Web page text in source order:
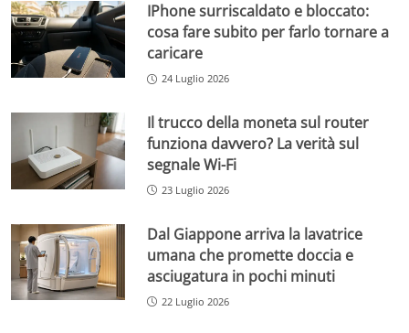
IPhone surriscaldato e bloccato:
cosa fare subito per farlo tornare a
caricare
24 Luglio 2026
Il trucco della moneta sul router
funziona davvero? La verità sul
segnale Wi-Fi
23 Luglio 2026
Dal Giappone arriva la lavatrice
umana che promette doccia e
asciugatura in pochi minuti
22 Luglio 2026